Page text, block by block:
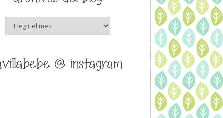
archivos
@ instagram